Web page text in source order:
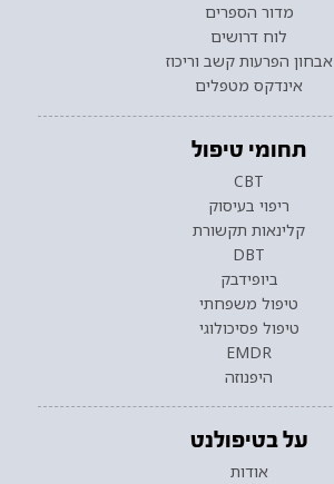
מדור הספרים
לוח דרושים
אבחון הפרעות קשב וריכוז
אינדקס מטפלים
תחומי טיפול
CBT
ריפוי בעיסוק
קלינאות תקשורת
DBT
ביופידבק
טיפול משפחתי
טיפול פסיכולוגי
EMDR
היפנוזה
על בטיפולנט
אודות